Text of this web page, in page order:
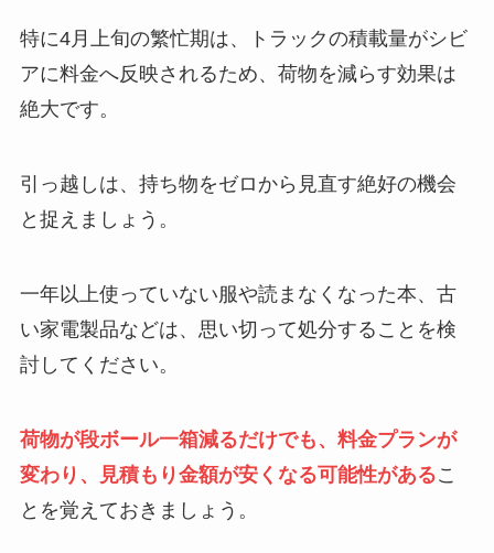
特に4月上旬の繁忙期は、トラックの積載量がシビ
アに料金へ反映されるため、荷物を減らす効果は
絶大です。
引っ越しは、持ち物をゼロから見直す絶好の機会
と捉えましょう。
一年以上使っていない服や読まなくなった本、古
い家電製品などは、思い切って処分することを検
討してください。
荷物が段ボール一箱減るだけでも、料金プランが
変わり、見積もり金額が安くなる可能性があるこ
とを覚えておきましょう。